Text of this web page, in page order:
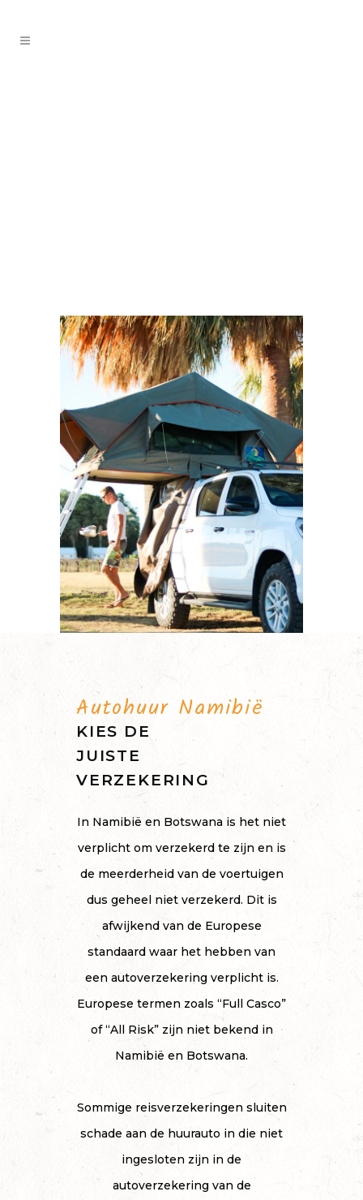
Autohuur Namibië
KIES DE
JUISTE
VERZEKERING
In Namibië en Botswana is het niet
verplicht om verzekerd te zijn en is
de meerderheid van de voertuigen
dus geheel niet verzekerd. Dit is
afwijkend van de Europese
standaard waar het hebben van
een autoverzekering verplicht is.
Europese termen zoals “Full Casco”
of “All Risk” zijn niet bekend in
Namibië en Botswana.
Sommige reisverzekeringen sluiten
schade aan de huurauto in die niet
ingesloten zijn in de
autoverzekering van de